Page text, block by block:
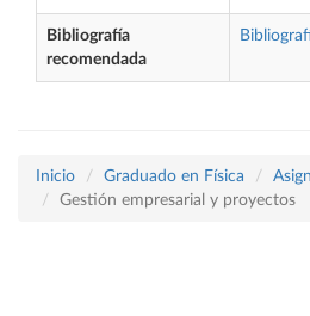
Bibliografía
recomendada
Inicio Graduado en Física
Gestión empresarial y proyectos